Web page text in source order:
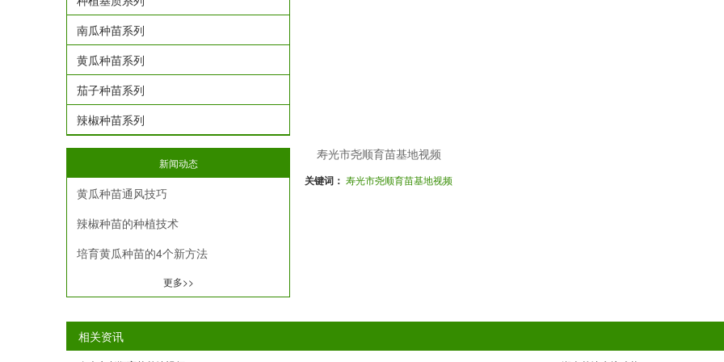
寿光市尧顺育苗基地视频
关键词： 寿光市尧顺育苗基地视频
南瓜种苗系列
黄瓜种苗系列
茄子种苗系列
辣椒种苗系列
新闻动态
黄瓜种苗通风技巧
辣椒种苗的种植技术
培育黄瓜种苗的4个新方法
更多>>
相关资讯